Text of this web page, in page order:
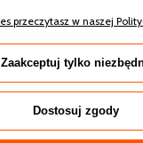
14 dni
15
przeczytasz w naszej
Zaakceptuj tylko
Dostosuj zgody